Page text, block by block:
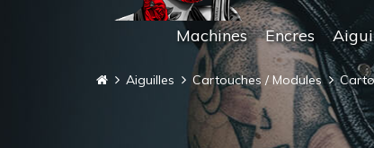
Machines Encres
Aiguilles Cartouches / Modules